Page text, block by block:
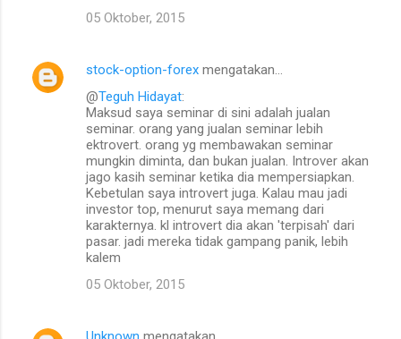
05 Oktober, 2015
stock-option-forex mengatakan…
@Teguh Hidayat:
Maksud saya seminar di sini adalah jualan
seminar. orang yang jualan seminar lebih
ektrovert. orang yg membawakan seminar
mungkin diminta, dan bukan jualan. Introver akan
jago kasih seminar ketika dia mempersiapkan.
Kebetulan saya introvert juga. Kalau mau jadi
investor top, menurut saya memang dari
karakternya. kl introvert dia akan 'terpisah' dari
pasar. jadi mereka tidak gampang panik, lebih
kalem
05 Oktober, 2015